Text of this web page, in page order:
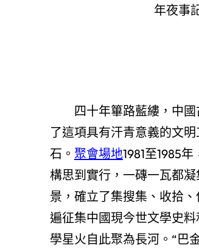
年夜事
四十年篳路藍縷，中
了這項具有汗青意義的文
石。 聚會場地1981至1985
構思到實行，一磚一瓦都
景，確立了集搜集、收拾
遍征集中國現今世文學史
學星火自此聚為長河。“巴